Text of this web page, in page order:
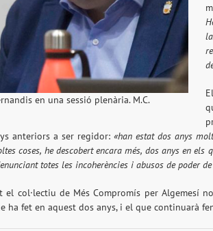
en una sessió plenària. M.C.
anteriors a ser regidor:«han estat dos anys
coses, he descobert encara més, dos anys en
totes les incoherències i abusos de poder
el col·lectiu de Més Compromís per Algemesí
ha fet en aquest dos anys, i el que continuarà